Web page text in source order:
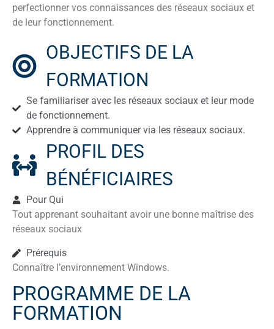
perfectionner vos connaissances des réseaux sociaux et
de leur fonctionnement.
OBJECTIFS DE LA
FORMATION
Se familiariser avec les réseaux sociaux et leur mode
de fonctionnement.
Apprendre à communiquer via les réseaux sociaux.
PROFIL DES
BÉNÉFICIAIRES
Pour Qui
Tout apprenant souhaitant avoir une bonne maîtrise des
réseaux sociaux
Prérequis
Connaître l’environnement Windows.
PROGRAMME DE LA
FORMATION